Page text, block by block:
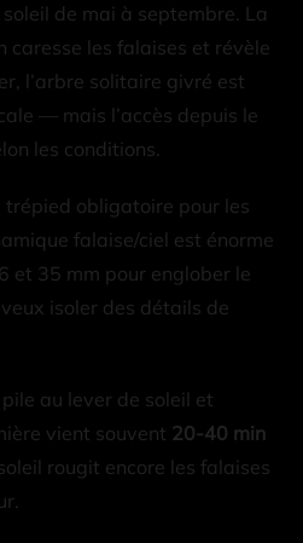
de mai à septembre. La
caresse les falaises et révèle
l’arbre solitaire givré est
— mais l’accès depuis le
les conditions.
trépied obligatoire pour les
falaise/ciel est énorme
et 35 mm pour englober le
isoler des détails de
au lever de soleil et
vient souvent 20-40 min
rougit encore les falaises